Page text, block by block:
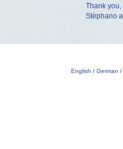
Thank you,
Stèphano
English / German /